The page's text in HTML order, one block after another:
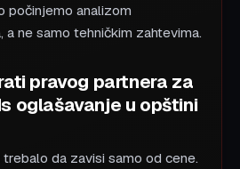
počinjemo analizom
ne samo tehničkim zahtevima.
pravog partnera za
oglašavanje u opštini
da zavisi samo od cene.